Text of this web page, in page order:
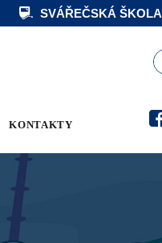
SVÁŘEČSKÁ ŠKOLA
KONTAKTY